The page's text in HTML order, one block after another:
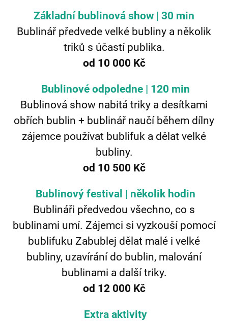
Základní bublinová show | 30 min
Bublinář předvede velké bubliny a několik
triků s účastí publika.
od 10 000 Kč
Bublinové odpoledne | 120 min
Bublinová show nabitá triky a desítkami
obřích bublin + bublinář naučí během dílny
zájemce používat bublifuk a dělat velké
bubliny.
od 10 500 Kč
Bublinový festival | několik hodin
Bublináři předvedou všechno, co s
bublinami umí. Zájemci si vyzkouší pomocí
bublifuku Zabublej dělat malé i velké
bubliny, uzavírání do bublin, malování
bublinami a další triky.
od 12 000 Kč
Extra aktivity